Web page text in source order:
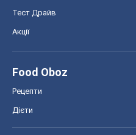
Тест Драйв
Акції
Food Oboz
Рецепти
Дієти